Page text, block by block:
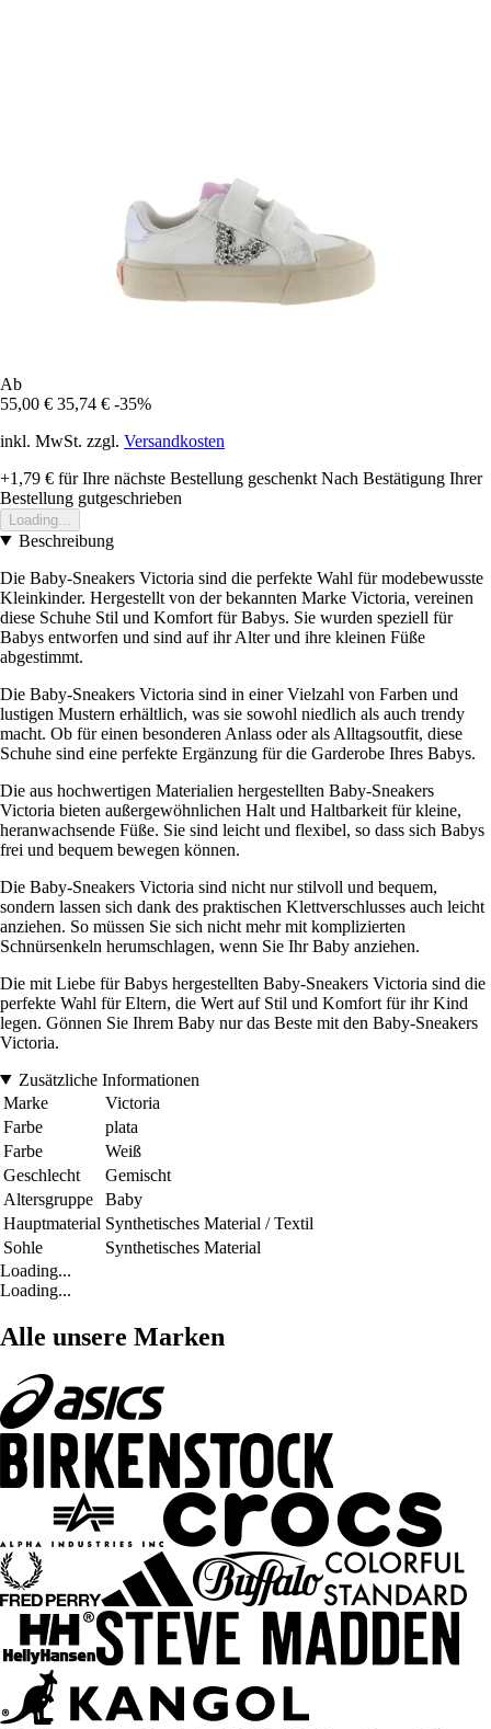
Ab
55,00 € 35,74 € -35%
inkl. MwSt. zzgl. Versandkosten
+1,79 € für Ihre nächste Bestellung geschenkt Nach Bestätigung Ihrer
Bestellung gutgeschrieben
Loading...
Beschreibung
Die Baby-Sneakers Victoria sind die perfekte Wahl für modebewusste
Kleinkinder. Hergestellt von der bekannten Marke Victoria, vereinen
diese Schuhe Stil und Komfort für Babys. Sie wurden speziell für
Babys entworfen und sind auf ihr Alter und ihre kleinen Füße
abgestimmt.
Die Baby-Sneakers Victoria sind in einer Vielzahl von Farben und
lustigen Mustern erhältlich, was sie sowohl niedlich als auch trendy
macht. Ob für einen besonderen Anlass oder als Alltagsoutfit, diese
Schuhe sind eine perfekte Ergänzung für die Garderobe Ihres Babys.
Die aus hochwertigen Materialien hergestellten Baby-Sneakers
Victoria bieten außergewöhnlichen Halt und Haltbarkeit für kleine,
heranwachsende Füße. Sie sind leicht und flexibel, so dass sich Babys
frei und bequem bewegen können.
Die Baby-Sneakers Victoria sind nicht nur stilvoll und bequem,
sondern lassen sich dank des praktischen Klettverschlusses auch leicht
anziehen. So müssen Sie sich nicht mehr mit komplizierten
Schnürsenkeln herumschlagen, wenn Sie Ihr Baby anziehen.
Die mit Liebe für Babys hergestellten Baby-Sneakers Victoria sind die
perfekte Wahl für Eltern, die Wert auf Stil und Komfort für ihr Kind
legen. Gönnen Sie Ihrem Baby nur das Beste mit den Baby-Sneakers
Victoria.
Zusätzliche Informationen
Marke
Victoria
Farbe
plata
Farbe
Weiß
Geschlecht
Gemischt
Altersgruppe
Baby
Hauptmaterial Synthetisches Material / Textil
Sohle
Synthetisches Material
Loading...
Loading...
Alle unsere Marken